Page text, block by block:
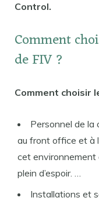
Control.
Comment
de FIV ?
Comment choisir
Personnel de la
au front office et à
cet
plein d’espoir. …
Installations et